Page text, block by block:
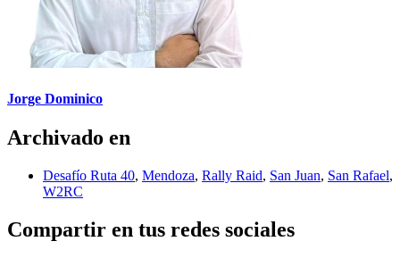
Jorge Dominico
Archivado en
Desafío Ruta 40, Mendoza, Rally Raid, San Juan, San Rafael,
W2RC
Compartir en tus redes sociales